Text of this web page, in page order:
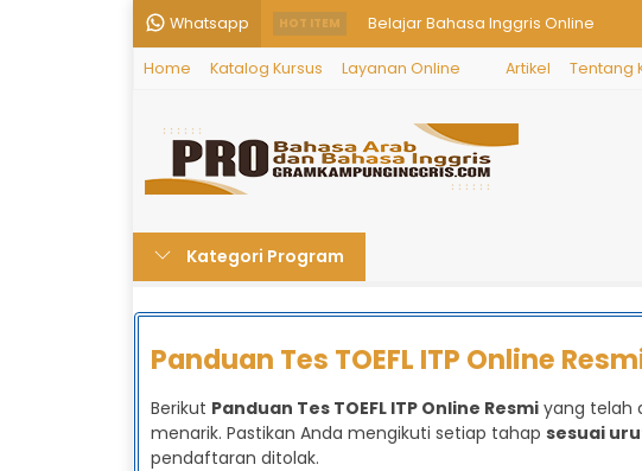
Whatsapp HOT ITEM Belajar Bahasa Inggris Online
Kursus Bahasa Inggris SMA
Kursus IELTS 1 Bulan
Program Kuliah Timur Tengah
Kursus Bahasa Inggris SMP
Home Katalog Kursus Layanan Online Artikel Tentang
Kategori Program
Panduan Tes TOEFL ITP Online
Berikut Panduan Tes TOEFL ITP Online Resmi yang telah
menarik. Pastikan Anda mengikuti setiap tahap sesuai
pendaftaran ditolak.